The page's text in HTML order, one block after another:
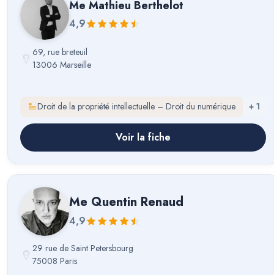
Me Mathieu Berthelot
4,9
69, rue breteuil
13006 Marseille
Droit de la propriété intellectuelle – Droit du numérique + 1
Voir la fiche
Me Quentin Renaud
4,9
29 rue de Saint Petersbourg
75008 Paris